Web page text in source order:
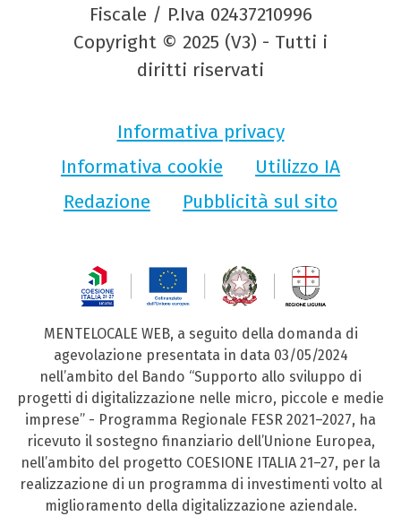
Fiscale / P.Iva 02437210996
Copyright © 2025 (V3) - Tutti i
diritti riservati
Informativa privacy
Informativa cookie
Utilizzo IA
Redazione
Pubblicità sul sito
MENTELOCALE WEB, a seguito della domanda di
agevolazione presentata in data 03/05/2024
nell’ambito del Bando “Supporto allo sviluppo di
progetti di digitalizzazione nelle micro, piccole e medie
imprese” - Programma Regionale FESR 2021–2027, ha
ricevuto il sostegno finanziario dell’Unione Europea,
nell’ambito del progetto COESIONE ITALIA 21–27, per la
realizzazione di un programma di investimenti volto al
miglioramento della digitalizzazione aziendale.